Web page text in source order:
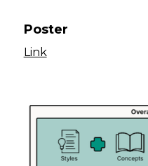
Poster
Link